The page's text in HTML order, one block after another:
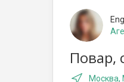
Повар,